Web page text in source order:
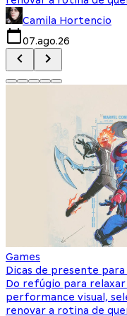
Camila Hortencio
07.ago.26
Games
Dicas de presente
Do refúgio para
performance visual,
renovar a rotina de